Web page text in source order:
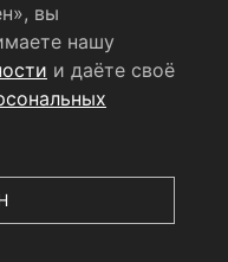
Щёлковское ТВ.
СМИ
(РОСКОМНАДЗОР).
вы
нашу
и даёте своё